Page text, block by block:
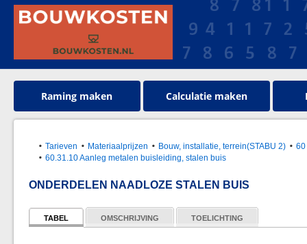
Raming maken Calculatie maken
Tarieven Materiaalprijzen Bouw, installatie, terrein(STABU 2)
60
60.31.10 Aanleg metalen buisleiding, stalen buis
ONDERDELEN NAADLOZE STALEN BUIS
TABEL OMSCHRIJVING TOELICHTING